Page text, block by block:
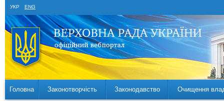
УКР ENG
Головна Законотворчість Законодавство Очищення